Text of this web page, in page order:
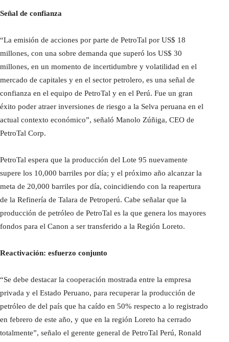
Señal de confianza
“La emisión de acciones por parte de PetroTal por US$ 18
millones, con una sobre demanda que superó los US$ 30
millones, en un momento de incertidumbre y volatilidad en el
mercado de capitales y en el sector petrolero, es una señal de
confianza en el equipo de PetroTal y en el Perú. Fue un gran
éxito poder atraer inversiones de riesgo a la Selva peruana en el
actual contexto económico”, señaló Manolo Zúñiga, CEO de
PetroTal Corp.
PetroTal espera que la producción del Lote 95 nuevamente
supere los 10,000 barriles por día; y el próximo año alcanzar la
meta de 20,000 barriles por día, coincidiendo con la reapertura
de la Refinería de Talara de Petroperú. Cabe señalar que la
producción de petróleo de PetroTal es la que genera los mayores
fondos para el Canon a ser transferido a la Región Loreto.
Reactivación: esfuerzo conjunto
“Se debe destacar la cooperación mostrada entre la empresa
privada y el Estado Peruano, para recuperar la producción de
petróleo de del país que ha caído en 50% respecto a lo registrado
en febrero de este año, y que en la región Loreto ha cerrado
totalmente”, señalo el gerente general de PetroTal Perú, Ronald